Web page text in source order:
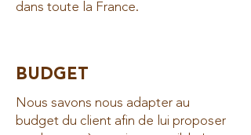
dans toute la France.
BUDGET
Nous savons nous adapter au
budget du client afin de lui proposer